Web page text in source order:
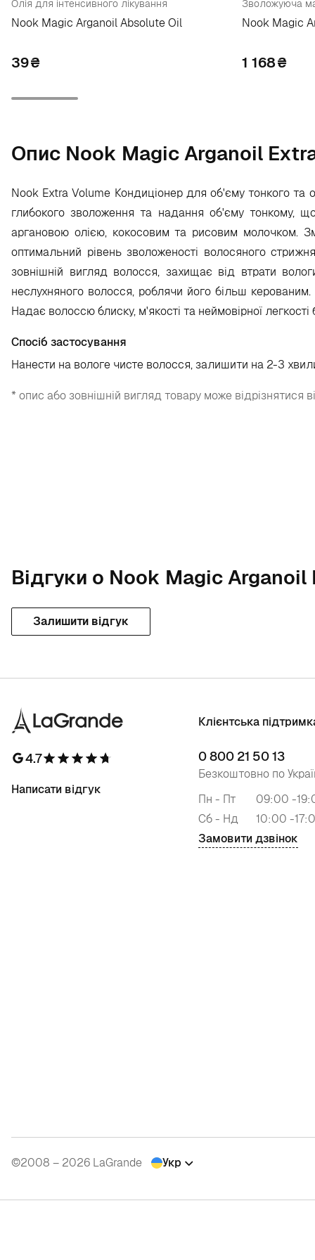
Олія для інтенсивного лікування
Nook Magic Arganoil Absolute Oil
39₴
Зволожуюча
Nook Magic
1 168₴
Опис Nook Magic Arganoil
Nook Extra Volume Кондиціонер для об'єму тонкого та
глибокого зволоження та надання об'єму тонкому,
аргановою олією, кокосовим та рисовим молочком.
оптимальний рівень зволоженості волосяного
зовнішній вигляд волосся, захищає від втрати
неслухняного волосся, роблячи його більш
Надає волоссю блиску, м'якості та неймовірної
Спосіб застосування
Нанести на вологе чисте волосся, залишити на 2-3
* опис або зовнішній вигляд товару може відрізнятися
Відгуки о Nook Magic
Залишити відгук
4.7
Написати відгук
Клієнтська
0 800 21 50 13
Безкоштовно по
Пн - Пт
09:00 -
Сб - Нд
10:00 -
Замовити дзвінок
©2008 – 2026 LaGrande Укр